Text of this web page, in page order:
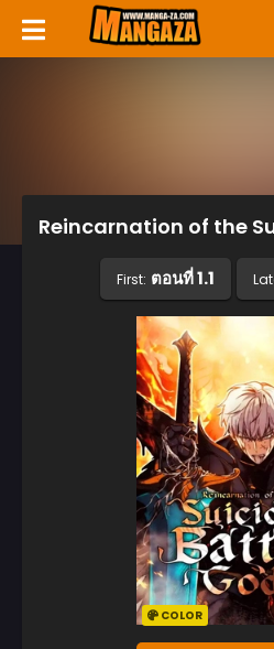
Reincarnation of the
First: ตอนที่ 1.1
COLOR